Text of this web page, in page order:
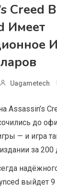
Creed
Имеет
Uagametech
Assassin’s
до
— и игра
за 200
выйдет